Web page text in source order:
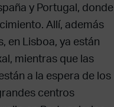
y Portugal, donde
Allí, además
en Lisboa, ya están
mientras que las
a la espera de los
centros